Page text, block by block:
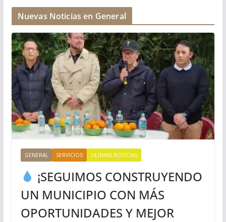
Nuevas Noticias en General
GENERAL SERVICIOS ULTIMAS NOTICIAS
¡SEGUIMOS CONSTRUYENDO
UN MUNICIPIO CON MÁS
OPORTUNIDADES Y MEJOR